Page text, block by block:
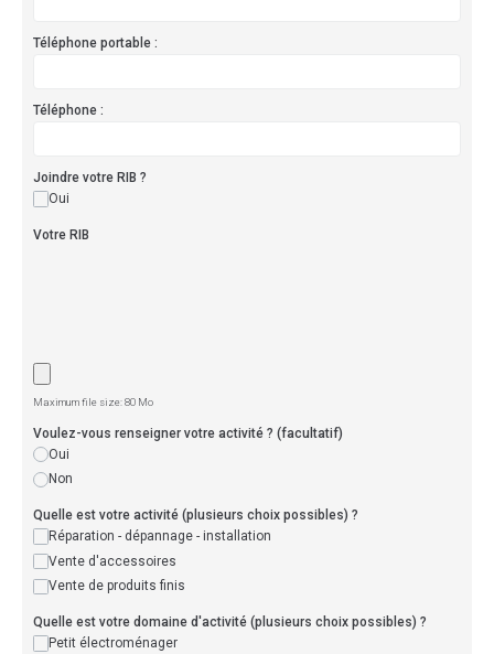
Téléphone portable :
Téléphone :
Joindre votre RIB ?
Oui
Votre RIB
Maximum file size: 80 Mo
Voulez-vous renseigner votre activité ? (facultatif)
Oui
Non
Quelle est votre activité (plusieurs choix possibles) ?
Réparation - dépannage - installation
Vente d'accessoires
Vente de produits finis
Quelle est votre domaine d'activité (plusieurs choix possibles) ?
Petit électroménager